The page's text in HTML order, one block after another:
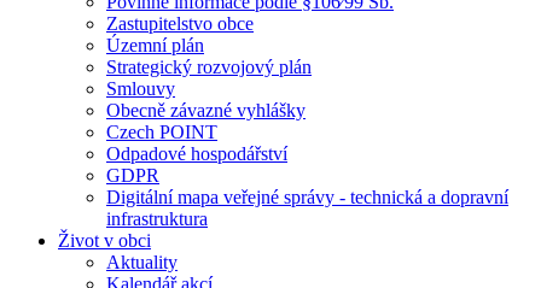
Zastupitelstvo obce
Územní plán
Strategický rozvojový plán
Smlouvy
Obecně závazné vyhlášky
Czech POINT
Odpadové hospodářství
GDPR
Digitální mapa veřejné správy - technická a dopravní
infrastruktura
Život v obci
Aktuality
Kalendář akcí